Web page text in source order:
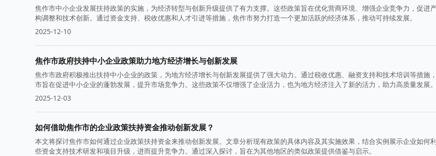
焦作市中小企业发展扶持政策的实施，为经济转型与创新升级提供了有力支撑。这些政策旨在优化营商环境、增强企业竞争力，促进
构调整和技术创新。通过资金支持、税收优惠和人才引进等措施，焦作市努力打造一个更加活跃的经济体系，推动可持续发展。
2025-12-10
焦作市政府扶持中小企业政策助力地方经济增长与创新发展
焦作市政府积极推出扶持中小企业的政策，为地方经济增长与创新发展提供了强大动力。通过税收优惠、融资支持和技术培训等措施
市旨在促进中小企业的蓬勃发展，提升市场竞争力。这些政策不仅增强了企业活力，也为地方经济注入了新的活力，助力高质量发展。
2025-12-03
如何借助焦作市的企业政策扶持资金推动创新发展？
本文将探讨焦作市如何通过企业政策扶持资金来推动创新发展。文章分析现有政策的具体内容及其实施效果，结合实例展示企业如何
些资金支持技术研发和项目升级，进而提升竞争力。通过深入探讨，旨在为其他地区的类似政策提供借鉴与启示。